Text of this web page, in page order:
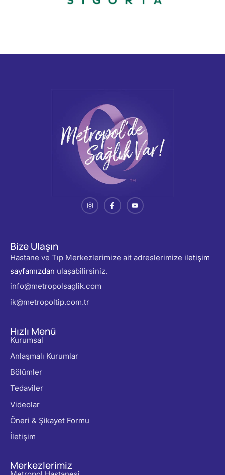
Bize Ulaşın
Hastane ve Tıp Merkezlerimize ait adreslerimize iletişim
sayfamızdan ulaşabilirsiniz.
info@metropolsaglik.com
ik@metropoltip.com.tr
Hızlı Menü
Kurumsal
Anlaşmalı Kurumlar
Bölümler
Tedaviler
Videolar
Öneri & Şikayet Formu
İletişim
Merkezlerimiz